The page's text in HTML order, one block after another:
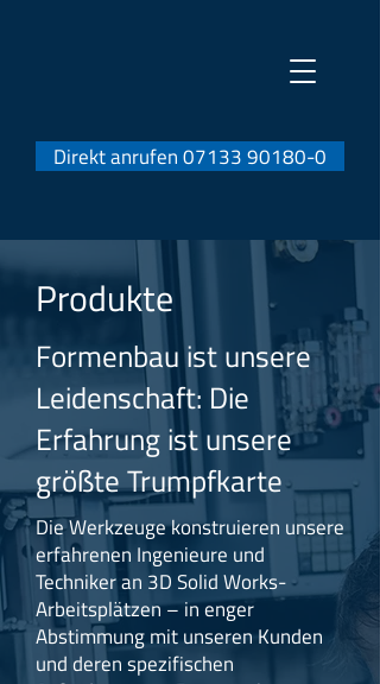
Direkt anrufen 07133 90180-0
Produkte
Formenbau ist unsere
Leidenschaft: Die
Erfahrung ist unsere
größte Trumpfkarte
Die Werkzeuge konstruieren unsere
erfahrenen Ingenieure und
Techniker an 3D Solid Works-
Arbeitsplätzen – in enger
Abstimmung mit unseren Kunden
und deren spezifischen